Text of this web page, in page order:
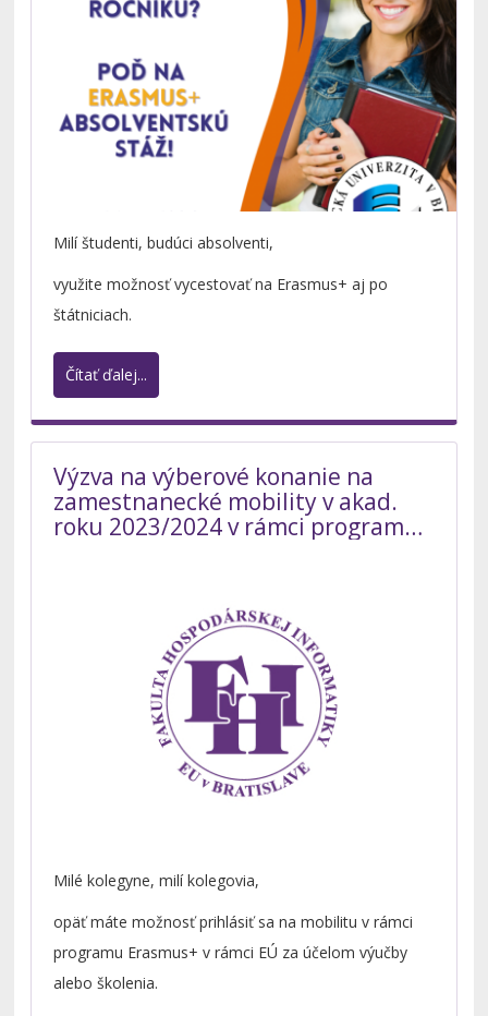
Milí študenti, budúci absolventi,
využite možnosť vycestovať na Erasmus+ aj po
štátniciach.
Čítať ďalej...
Výzva na výberové konanie na
zamestnanecké mobility v akad.
roku 2023/2024 v rámci programu
Milé kolegyne, milí kolegovia,
opäť máte možnosť prihlásiť sa na mobilitu v rámci
programu Erasmus+ v rámci EÚ za účelom výučby
alebo školenia.